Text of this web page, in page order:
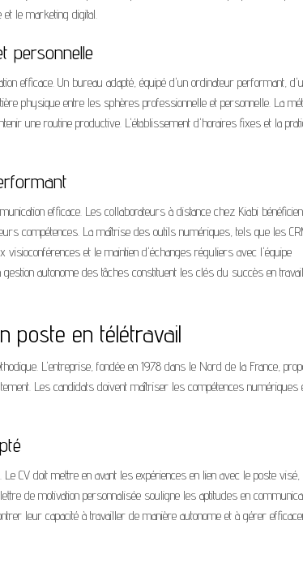
le marketing digital.
personnelle
efficace. Un bureau adapté, équipé d'un ordinateur performant,
physique entre les sphères professionnelle et personnelle. La
une routine productive. L'établissement d'horaires fixes et la
efficace. Les collaborateurs à distance chez Kiabi
compétences. La maîtrise des outils numériques, tels que les
visioconférences et le maintien d'échanges réguliers avec l'équipe
autonome des tâches constituent les clés du succès en
poste en télétravail
L'entreprise, fondée en 1978 dans le Nord de la France,
Les candidats doivent maîtriser les compétences numériques
CV doit mettre en avant les expériences en lien avec le poste visé,
de motivation personnalisée souligne les aptitudes en
leur capacité à travailler de manière autonome et à gérer